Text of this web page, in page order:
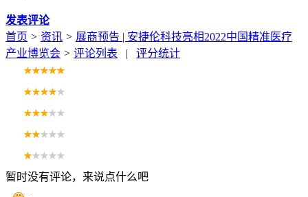
发表评论
首页 > 资讯 > 展商预告 | 安捷伦科技亮相2022中国精准医疗
产业博览会 > 评论列表 | 评分统计
暂时没有评论，来说点什么吧